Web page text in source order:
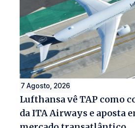
7 Agosto, 2026
Lufthansa vê TAP como
da ITA Airways e aposta